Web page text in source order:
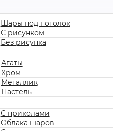
Шары под потолок
С рисунком
Без рисунка
Агаты
Хром
Металлик
Пастель
С приколами
Облака шаров